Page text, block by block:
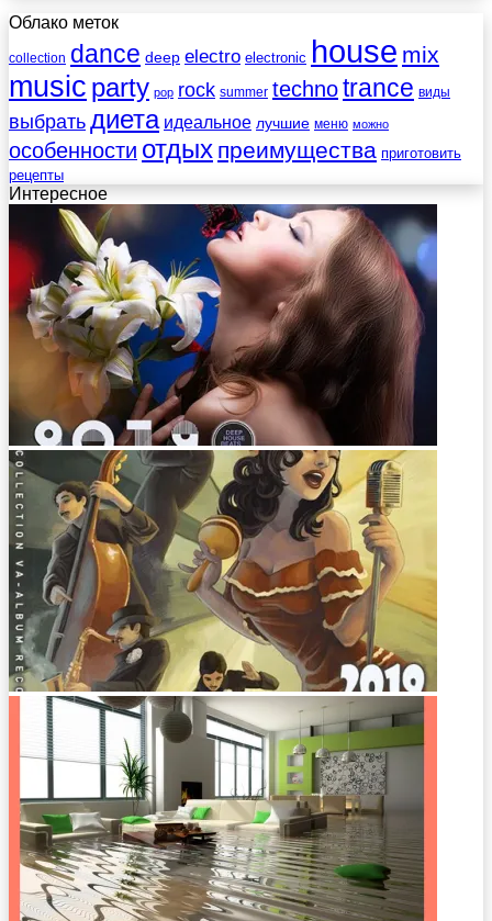
Облако меток
collection dance deep electro electronic house mix
music party pop rock summer technotrance виды
выбратьдиета идеальное лучшие меню можно
особенности отдых преимущества приготовить
рецепты
Интересное